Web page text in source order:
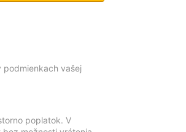
podmienkach vašej
poplatok. V